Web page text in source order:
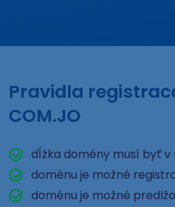
Pravidla
COM.JO
dĺžka domény musí byť
doménu je možné
doménu je možné